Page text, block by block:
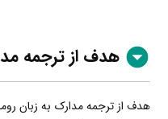
هدف از ترجمه
هدف از ترجمه مدارک به زبان